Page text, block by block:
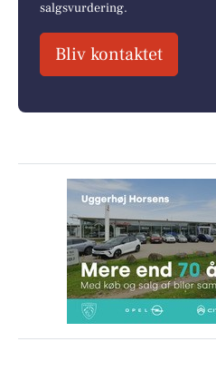
salgsvurdering.
Bliv kontaktet